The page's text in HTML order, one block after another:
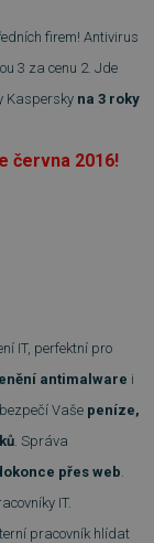
firem! Antivirus
3 za cenu 2. Jde
Kaspersky na 3 roky
června 2016!
IT, perfektní pro
antimalware i
Vaše peníze,
. Správa
přes web.
IT.
pracovník hlídat